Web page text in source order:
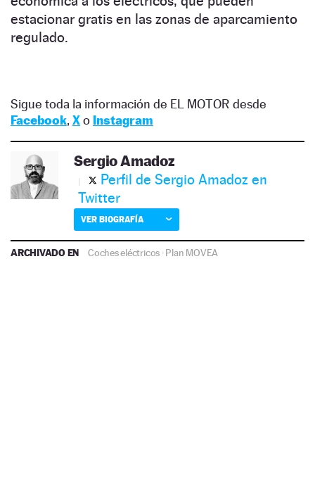
estacionar gratis en las zonas de aparcamiento
regulado.
Sigue toda la información de EL MOTOR desde
Facebook, Xo Instagram
Sergio Amadoz
Perfil de Sergio Amadoz en
Twitter
VER BIOGRAFÍA
ARCHIVADO EN Coches eléctricos ·Plan MOVEA